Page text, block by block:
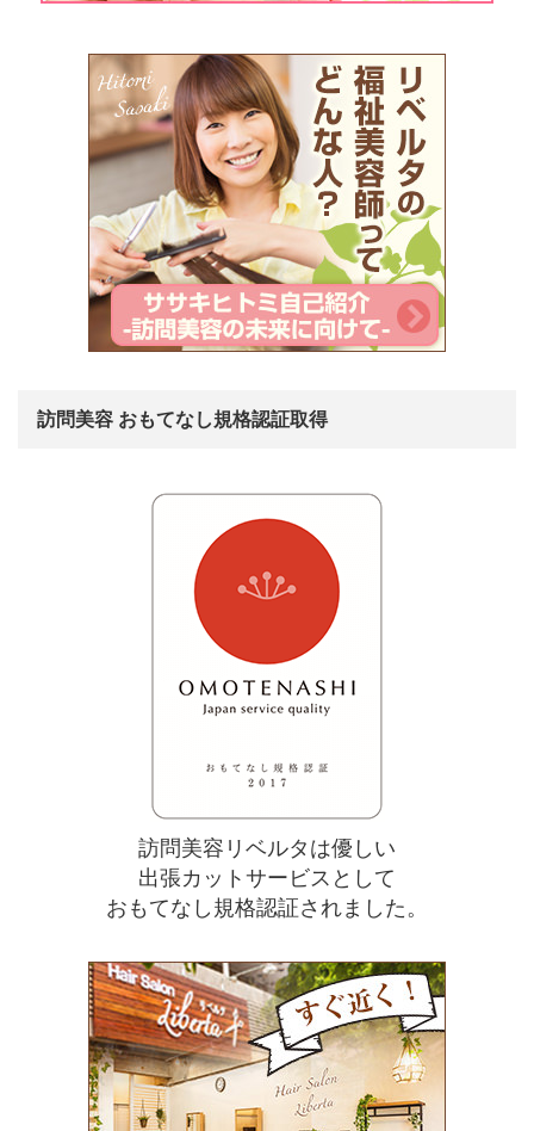
訪問美容 おもてなし規格認証取得
訪問美容リベルタは優しい
出張カットサービスとして
おもてなし規格認証されました。